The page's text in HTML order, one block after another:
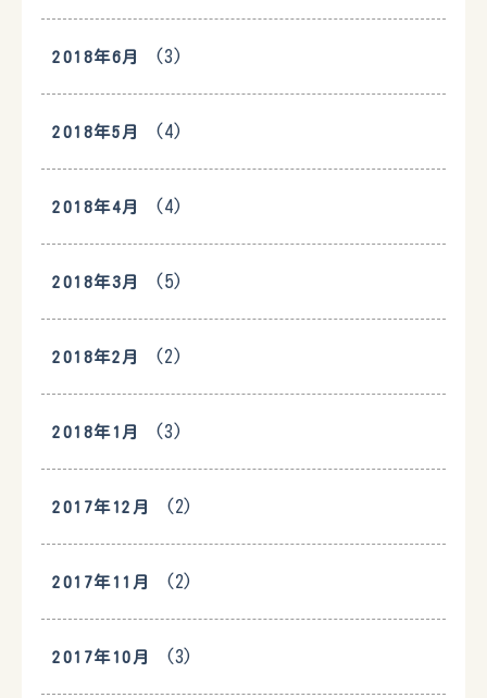
2018年6月 (3)
2018年5月 (4)
2018年4月 (4)
2018年3月 (5)
2018年2月 (2)
2018年1月 (3)
2017年12月 (2)
2017年11月 (2)
2017年10月 (3)